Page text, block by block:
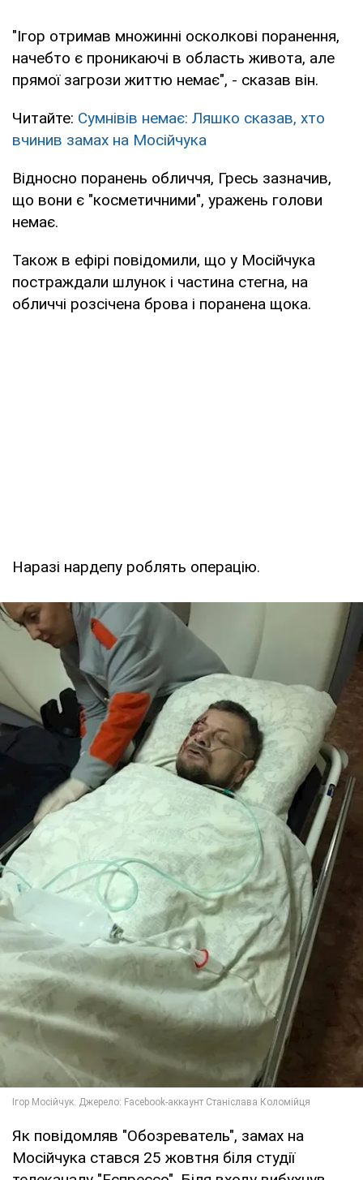
"Ігор отримав множинні осколкові поранення,
начебто є проникаючі в область живота, але
прямої загрози життю немає", - сказав він.
Читайте: Сумнівів немає: Ляшко сказав, хто
вчинив замах на Мосійчука
Відносно поранень обличчя, Гресь зазначив,
що вони є "косметичними", уражень голови
немає.
Також в ефірі повідомили, що у Мосійчука
постраждали шлунок і частина стегна, на
обличчі розсічена брова і поранена щока.
Наразі нардепу роблять операцію.
Як повідомляв "Обозреватель", замах на
Мосійчука стався 25 жовтня біля студії